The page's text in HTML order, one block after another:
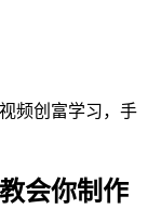
频创富学习，手
会你制作